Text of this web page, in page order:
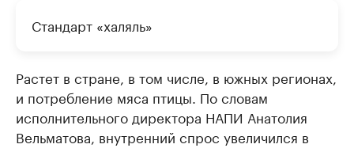
Стандарт «халяль»
Растет в стране, в том числе, в южных регионах,
и потребление мяса птицы. По словам
исполнительного директора НАПИ Анатолия
Вельматова, внутренний спрос увеличился в